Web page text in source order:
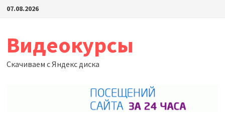
Перейти
07.08.2026
Видеокурсы
Скачиваем с Яндекс диска